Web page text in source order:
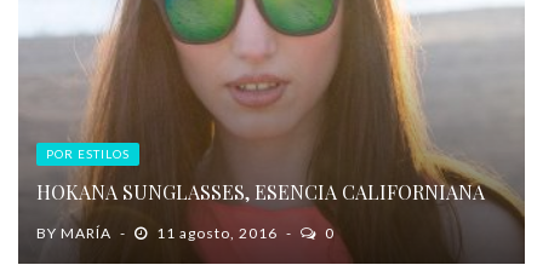
POR ESTILOS
HOKANA SUNGLASSES, ESENCIA CALIFORNIANA
BY MARÍA 11 agosto, 2016 0